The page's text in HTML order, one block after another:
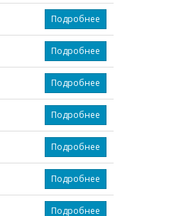
Подробнее
Подробнее
Подробнее
Подробнее
Подробнее
Подробнее
Подробнее